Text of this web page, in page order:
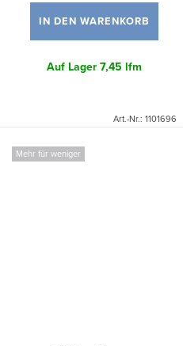
IN DEN WARENKORB
Auf Lager7,45 lfm
Art.-Nr.: 1101696
Mehr für weniger